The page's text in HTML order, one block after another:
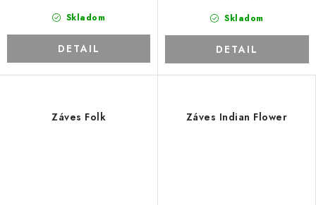
Skladom
DETAIL
Skladom
DETAIL
Záves Folk Záves Indian Flower